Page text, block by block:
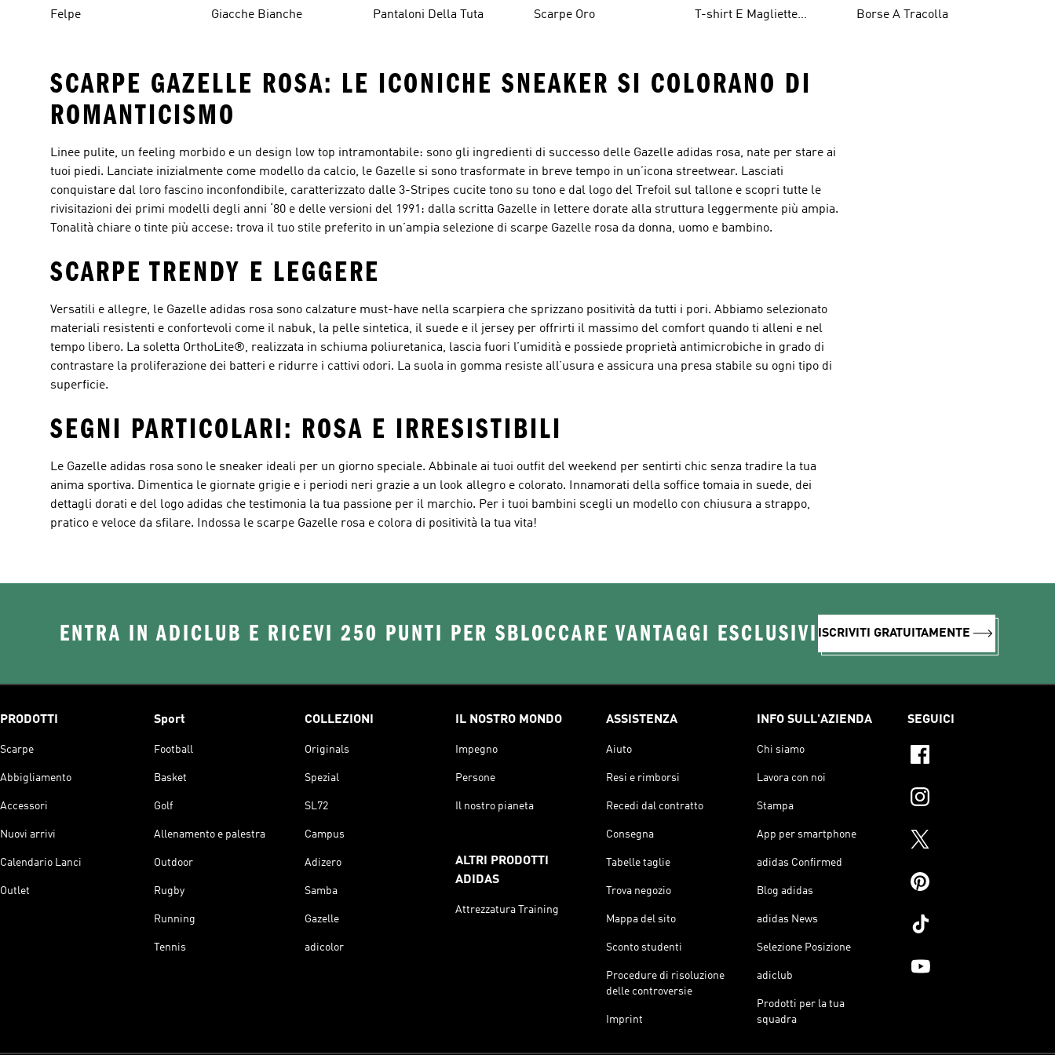
Felpe Giacche Bianche Pantaloni Della Tuta Scarpe Oro
T-shirt E Magliette
Borse A Tracolla
SCARPE GAZELLE ROSA: LE ICONICHE SNEAKER SI COLORANO DI
ROMANTICISMO
Linee pulite, un feeling morbido e un design low top intramontabile: sono gli ingredienti di successo delle Gazelle adidas rosa, nate per stare ai
tuoi piedi. Lanciate inizialmente come modello da calcio, le Gazelle si sono trasformate in breve tempo in un’icona streetwear. Lasciati
conquistare dal loro fascino inconfondibile, caratterizzato dalle 3-Stripes cucite tono su tono e dal logo del Trefoil sul tallone e scopri tutte le
rivisitazioni dei primi modelli degli anni ‘80 e delle versioni del 1991: dalla scritta Gazelle in lettere dorate alla struttura leggermente più ampia.
Tonalità chiare o tinte più accese: trova il tuo stile preferito in un’ampia selezione di scarpe Gazelle rosa da donna, uomo e bambino.
SCARPE TRENDY E LEGGERE
Versatili e allegre, le Gazelle adidas rosa sono calzature must-have nella scarpiera che sprizzano positività da tutti i pori. Abbiamo selezionato
materiali resistenti e confortevoli come il nabuk, la pelle sintetica, il suede e il jersey per offrirti il massimo del comfort quando ti alleni e nel
tempo libero. La soletta OrthoLite®, realizzata in schiuma poliuretanica, lascia fuori l’umidità e possiede proprietà antimicrobiche in grado di
contrastare la proliferazione dei batteri e ridurre i cattivi odori. La suola in gomma resiste all’usura e assicura una presa stabile su ogni tipo di
superficie.
SEGNI PARTICOLARI: ROSA E IRRESISTIBILI
Le Gazelle adidas rosa sono le sneaker ideali per un giorno speciale. Abbinale ai tuoi outfit del weekend per sentirti chic senza tradire la tua
anima sportiva. Dimentica le giornate grigie e i periodi neri grazie a un look allegro e colorato. Innamorati della soffice tomaia in suede, dei
dettagli dorati e del logo adidas che testimonia la tua passione per il marchio. Per i tuoi bambini scegli un modello con chiusura a strappo,
pratico e veloce da sfilare. Indossa le scarpe Gazelle rosa e colora di positività la tua vita!
ENTRA IN ADICLUB E RICEVI 250 PUNTI PER SBLOCCARE VANTAGGI ESCLUSIVI ISCRIVITI GRATUITAMENTE
PRODOTTI
Scarpe
Abbigliamento
Accessori
Nuovi arrivi
Calendario Lanci
Outlet
Sport
Football
Basket
Golf
Allenamento e palestra
Outdoor
Rugby
Running
Tennis
COLLEZIONI
Originals
Spezial
SL72
Campus
Adizero
Samba
Gazelle
adicolor
IL NOSTRO MONDO
Impegno
Persone
Il nostro pianeta
ALTRI PRODOTTI
ADIDAS
Attrezzatura Training
ASSISTENZA
Aiuto
Resi e rimborsi
Recedi dal contratto
Consegna
Tabelle taglie
Trova negozio
Mappa del sito
Sconto studenti
Procedure di risoluzione
delle controversie
Imprint
INFO SULL'AZIENDA
Chi siamo
Lavora con noi
Stampa
App per smartphone
adidas Confirmed
Blog adidas
adidas News
Selezione Posizione
adiclub
Prodotti per la tua
squadra
SEGUICI